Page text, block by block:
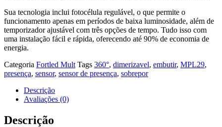
Sua tecnologia inclui fotocélula regulável, o que permite o
funcionamento apenas em períodos de baixa luminosidade, além de
temporizador ajustável com três opções de tempo. Tudo isso com
uma instalação fácil e rápida, oferecendo até 90% de economia de
energia.
Categoria Fortled Mult Tags 360°, dimerizavel, embutir, MPL29,
presença, sensor, sensor de presença, sobrepor
Descrição
Avaliações (0)
Descrição